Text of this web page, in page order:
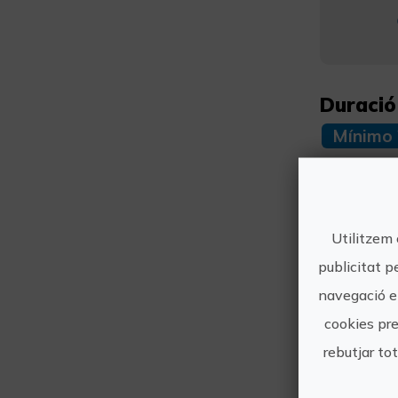
Duració
Utilitzem
publicitat
navegació
cookies
rebutjar